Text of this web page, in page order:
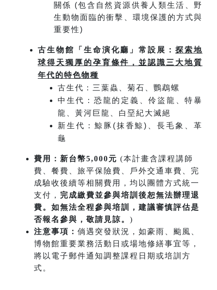
關係 (包含自然資源供養人類生活、野
生動物面臨的衝擊、環境保護的方式與
重要性)
古生物館「生命演化廳」常設展：探索地
球得天獨厚的孕育條件，並認識三大地質
年代的特色物種
古生代：三葉蟲、菊石、鸚鵡螺
中生代：恐龍的定義、伶盜龍、特暴
龍、黃河巨龍、白堊紀大滅絕
新生代：鯨豚(抹香鯨)、長毛象、革
龜
費用：新台幣5,000元 (本計畫含課程講師
費、餐費、旅平保險費、戶外交通車費、完
成驗收後續等相關費用，均以團體方式統一
支付， 完成繳費並參與培訓後恕無法辦理退
費。如無法全程參與培訓，建議審慎評估是
否報名參與，敬請見諒。 )
注意事項： 倘遇突發狀況，如豪雨、颱風、
博物館重要業務活動日或場地修繕事宜等，
將以電子郵件通知調整課程日期或培訓方
式。